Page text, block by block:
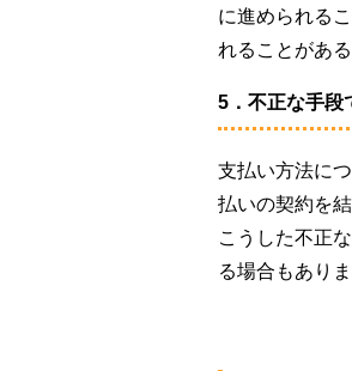
に進められる
れることがあ
5．不正な手段
支払い方法に
払いの契約を
こうした不正
る場合もありま